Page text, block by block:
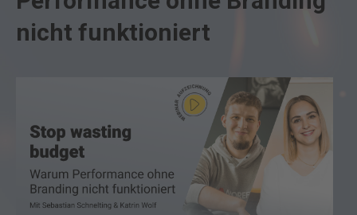
nicht funktioniert